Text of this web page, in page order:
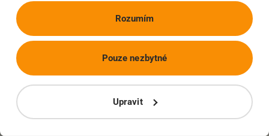
Rozumím
Upravit
Pouze nezbytné